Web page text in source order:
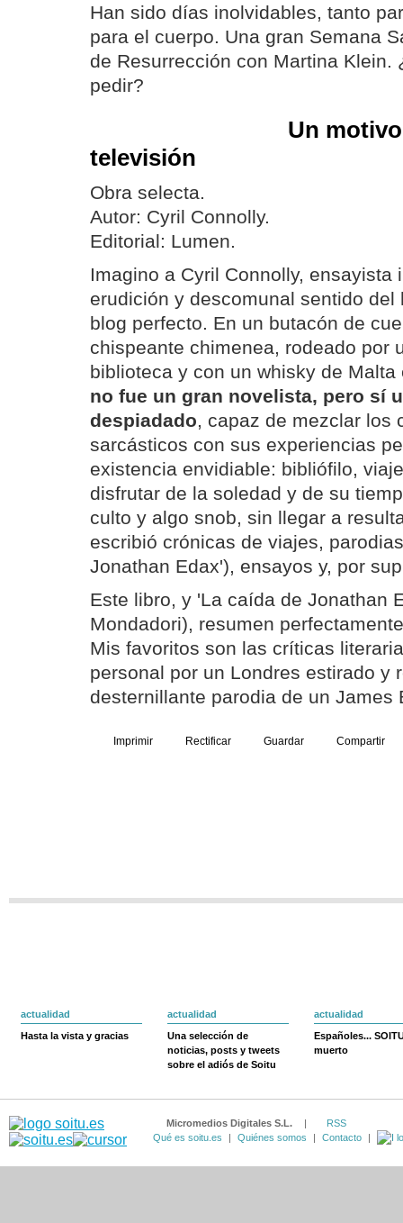
Han sido días inolvidables, tanto
para el cuerpo. Una gran Semana
de Resurrección con Martina Klein.
pedir?
Un
televisión
Obra selecta.
Autor: Cyril Connolly.
Editorial: Lumen.
Imagino a Cyril Connolly, ensayista
erudición y descomunal sentido del
blog perfecto. En un butacón de
chispeante chimenea, rodeado por
biblioteca y con un whisky de
no fue un gran novelista, pero sí
despiadado, capaz de mezclar los
sarcásticos con sus experiencias
existencia envidiable: bibliófilo,
disfrutar de la soledad y de su
culto y algo snob, sin llegar a
escribió crónicas de viajes,
Jonathan Edax'), ensayos y, por
Este libro, y 'La caída de Jonathan
Mondadori), resumen
Mis favoritos son las críticas
personal por un Londres estirado y
desternillante parodia de un James
Imprimir Rectificar Guardar Compartir
actualidad
Hasta la vista y gracias
actualidad
Una selección de
noticias, posts y tweets
sobre el adiós de Soitu
actualidad
Españoles...
muerto
Micromedios Digitales S.L. |
RSS
Qué es soitu.es
| Quiénes somos | Contacto |